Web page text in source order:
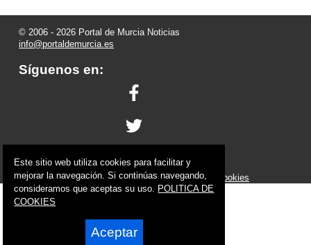
© 2006 - 2026 Portal de Murcia Noticias
info@portaldemurcia.es
Síguenos en:
Powered by:Superweb
Aviso Legal-Política de Privacidad-Política de Cookies
Este sitio web utiliza cookies para facilitar y
mejorar la navegación. Si continúas navegando,
consideramos que aceptas su uso. POLITICA DE
COOKIES
Aceptar